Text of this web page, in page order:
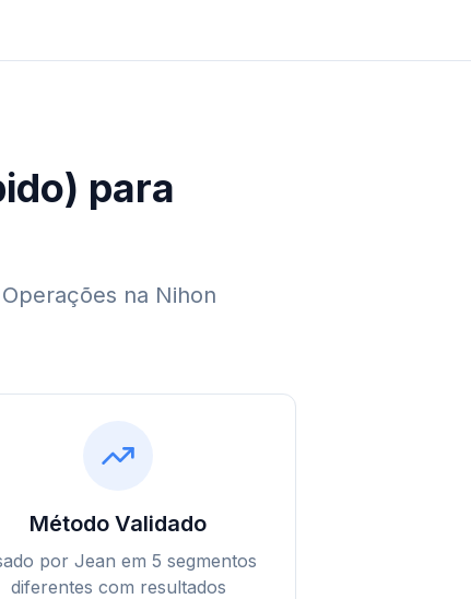
para
na Nihon
Método Validado
por Jean em 5 segmentos
diferentes com resultados